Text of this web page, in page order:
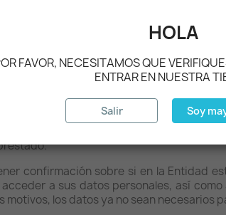
derechos:
personales.
tratamiento.
confirmación sobre si en la Entidad
a sus datos personales, así
los datos ya no sean necesarios
HOLA
FAVOR, NECESITAMOS QUE
ENTRAR EN NUESTRA
Salir Soy